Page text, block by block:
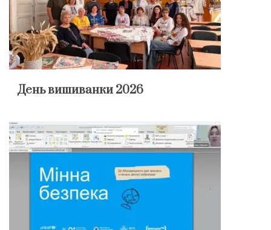
День вишиванки 2026